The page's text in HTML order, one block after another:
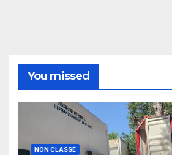
You missed
NON CLASSÉ